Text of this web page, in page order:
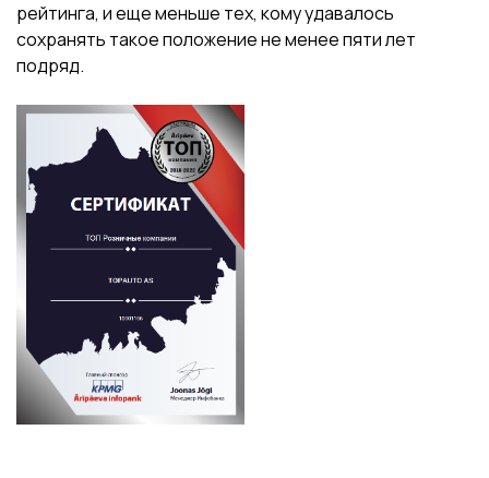
рейтинга, и еще меньше тех, кому удавалось
сохранять такое положение не менее пяти лет
подряд.